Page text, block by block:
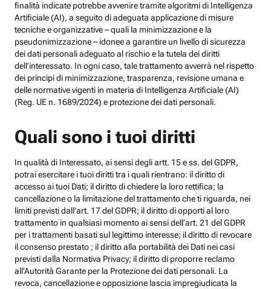
finalità indicate potrebbe avvenire tramite algoritmi di Intelligenza
Artificiale (AI), a seguito di adeguata applicazione di misure
tecniche e organizzative – quali la minimizzazione e la
pseudonimizzazione – idonee a garantire un livello di sicurezza
dei dati personali adeguato al rischio e la tutela dei diritti
dell’interessato. In ogni caso, tale trattamento avverrà nel rispetto
dei principi di minimizzazione, trasparenza, revisione umana e
delle normative vigenti in materia di Intelligenza Artificiale (AI)
(Reg. UE n. 1689/2024) e protezione dei dati personali.
Quali sono i tuoi diritti
In qualità di Interessato, ai sensi degli artt. 15 e ss. del GDPR,
potrai esercitare i tuoi diritti tra i quali rientrano: il diritto di
accesso ai tuoi Dati; il diritto di chiedere la loro rettifica; la
cancellazione o la limitazione del trattamento che ti riguarda, nei
limiti previsti dall’art. 17 del GDPR; il diritto di opporti al loro
trattamento in qualsiasi momento ai sensi dell’art. 21 del GDPR
per i trattamenti basati sul legittimo interesse; il diritto di revocare
il consenso prestato ; il diritto alla portabilità dei Dati nei casi
previsti dalla Normativa Privacy; il diritto di proporre reclamo
all’Autorità Garante per la Protezione dei dati personali. La
revoca, cancellazione e opposizione lascia impregiudicata la